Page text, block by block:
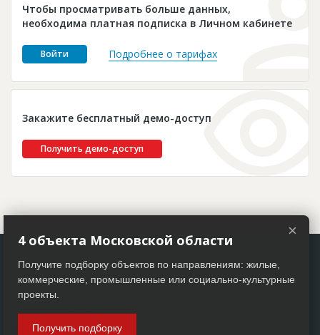
Платные услуги
Пресс-релизы
Чтобы просматривать больше данных,
необходима платная подписка в Личном кабинете
Войти Подробнее о тарифах
Закажите бесплатный демо-доступ
Получить демо-доступ
×
4 объекта Московской области
Получите подборку объектов по направлениям: жилые,
коммерческие, промышленные или социально-культурные
проекты.
Получить подборку